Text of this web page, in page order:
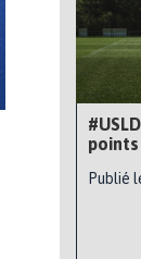
points
Publié